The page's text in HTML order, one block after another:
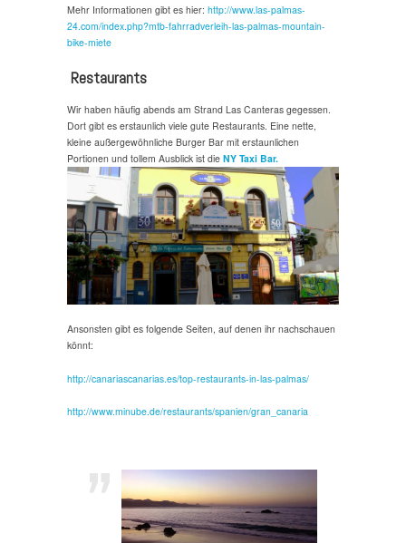
Mehr Informationen gibt es hier: http://www.las-palmas-
24.com/index.php?mtb-fahrradverleih-las-palmas-mountain-
bike-miete
Restaurants
Wir haben häufig abends am Strand Las Canteras gegessen.
Dort gibt es erstaunlich viele gute Restaurants. Eine nette,
kleine außergewöhnliche Burger Bar mit erstaunlichen
Portionen und tollem Ausblick ist die NY Taxi Bar.
Ansonsten gibt es folgende Seiten, auf denen ihr nachschauen
könnt:
http://canariascanarias.es/top-restaurants-in-las-palmas/
http://www.minube.de/restaurants/spanien/gran_canaria